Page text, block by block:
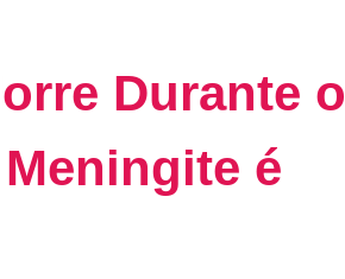
Durante o
é